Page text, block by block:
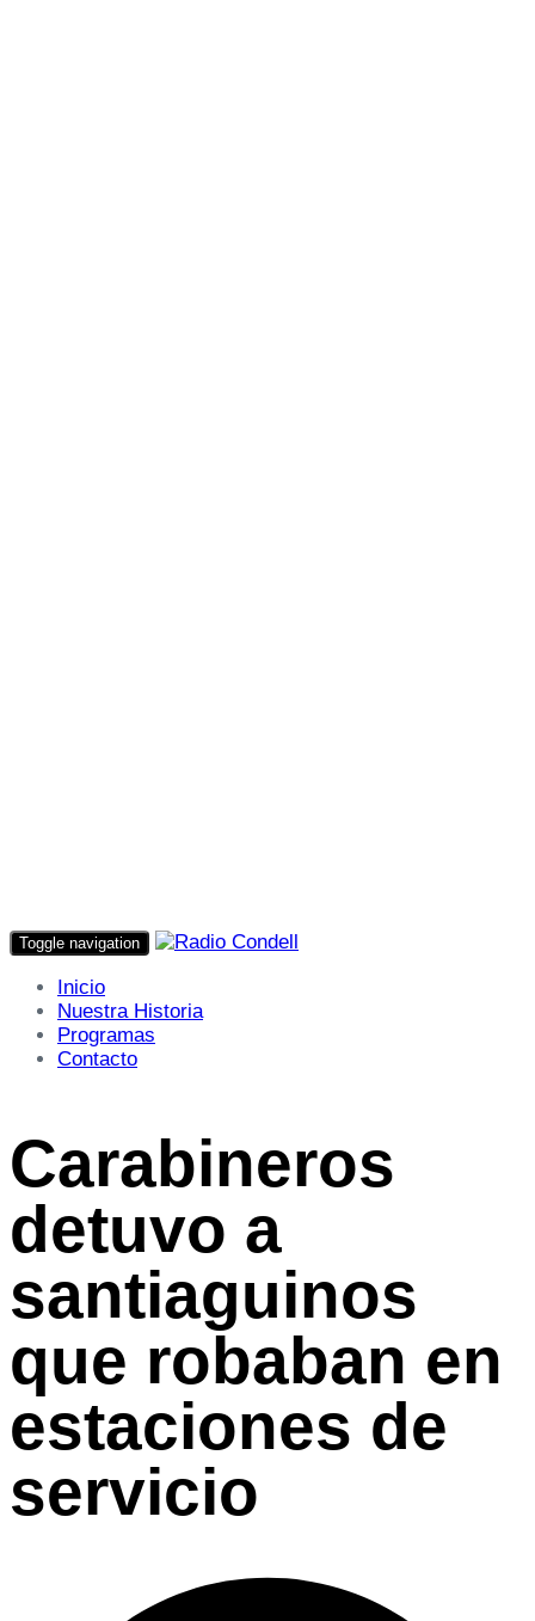
Toggle navigation
Inicio
Nuestra Historia
Programas
Contacto
Carabineros
detuvo a
santiaguinos
que robaban en
estaciones de
servicio